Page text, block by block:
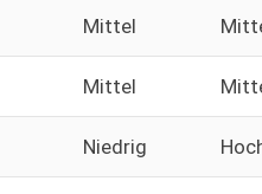
Mittel
Mittel
Niedrig